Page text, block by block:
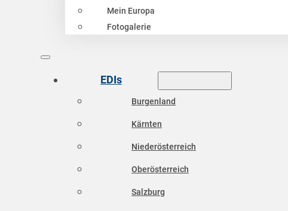
Mein Europa
Fotogalerie
EDIs
Burgenland
Kärnten
Niederösterreich
Oberösterreich
Salzburg